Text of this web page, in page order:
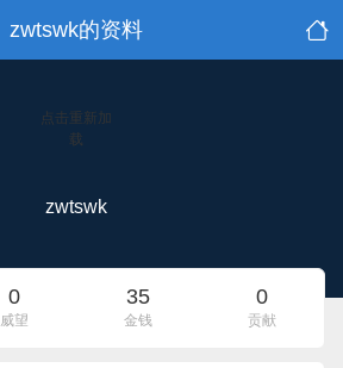
zwtswk的资料
点击重新加
载
zwtswk
0
威望
35
金钱
0
贡献